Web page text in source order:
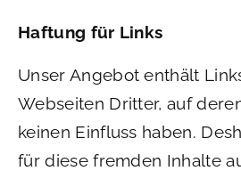
Haftung für Links
Unser Angebot enthält
Webseiten Dritter, auf
keinen Einfluss haben.
für diese fremden Inhalte